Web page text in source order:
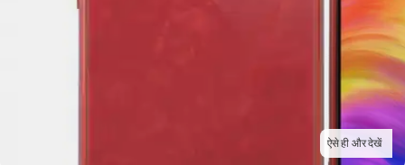
ऐसे ही और देखें